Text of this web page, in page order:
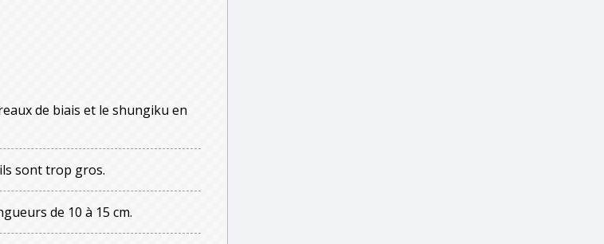
de biais et le shungiku en
sont trop gros.
de 10 à 15 cm.